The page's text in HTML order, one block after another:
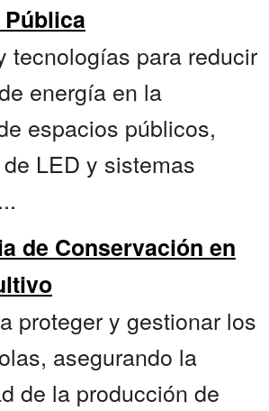
tecnologías para reducir
energía en la
espacios públicos,
LED y sistemas
de Conservación en
proteger y gestionar los
asegurando la
de la producción de